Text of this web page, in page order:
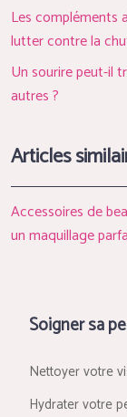
Les compléments
lutter contre la
Un sourire peut-il
autres ?
Articles
Accessoires de
un maquillage
Soigner sa
Nettoyer votre
Hydrater votre